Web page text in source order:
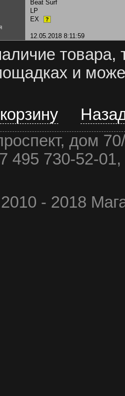
Beat Surf
LP
EX ?
12.05.2018 8:11:59
товара,
и
дом
495 730-52-
- 2018